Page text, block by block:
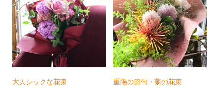
大人シックな花束 重陽の節句・菊の花束